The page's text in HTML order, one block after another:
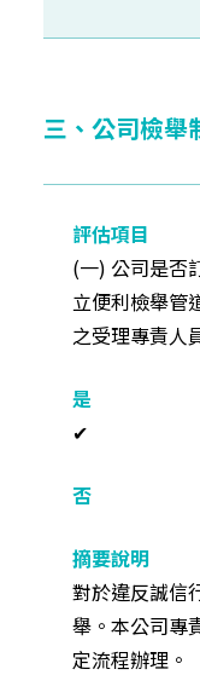
三、公司檢舉
(一) 公司是否
立便利檢舉管
之受理專責人
✔
對於違反誠信
舉。本公司專
定流程辦理。